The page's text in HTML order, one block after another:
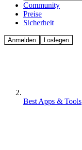
Community
Preise
Sicherheit
Anmelden Loslegen
Best Apps & Tools